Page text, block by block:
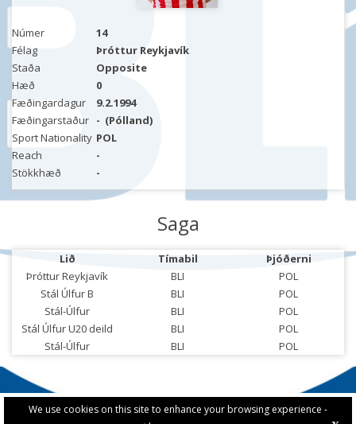
We use cookies on this site to enhance your browsing experience -
Númer
14
Félag
Þróttur Reykjavík
Staða
Opposite
Hæð
0
Fæðingardagur
9.2.1994
Fæðingarstaður - (Pólland)
Sport Nationality POL
Reach
-
Stökkhæð
-
Saga
Lið Tímabil
Þjóðerni
Þróttur Reykjavík
BLI
POL
Stál Úlfur B
BLI
POL
Stál-Úlfur
BLI
POL
Stál Úlfur U20 deild
BLI
POL
Stál-Úlfur
BLI POL